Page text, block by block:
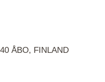
Utplacerade bilder
ÅBO, FINLAND